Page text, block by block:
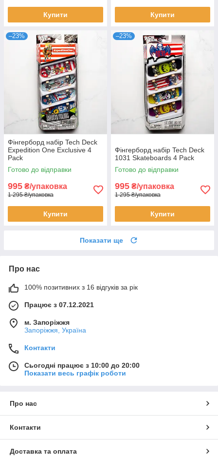
Купити Купити
–23%
Фінгерборд набір Tech Deck
Expedition One Exclusive 4
Pack
Готово до відправки
995 ₴/упаковка
1 295 ₴/упаковка
Купити
–23%
Фінгерборд набір Tech Deck
1031 Skateboards 4 Pack
Готово до відправки
995 ₴/упаковка
1 295 ₴/упаковка
Купити
Показати ще
Про нас
100% позитивних з 16 відгуків за рік
Працює з 07.12.2021
м. Запоріжжя
Запоріжжя, Україна
Контакти
Сьогодні працює з 10:00 до 20:00
Показати весь графік роботи
Про нас
Контакти
Доставка та оплата